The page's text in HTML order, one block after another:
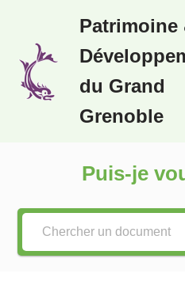
au
contenu
Patrimoine
du Grand
Grenoble
Puis-je